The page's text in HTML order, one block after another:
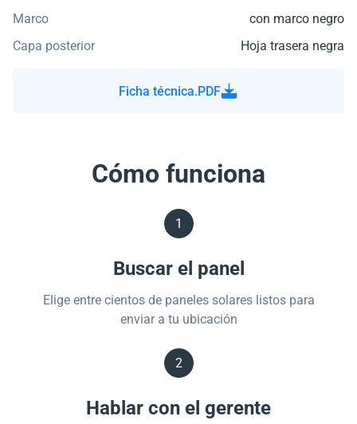
Marco
con marco negro
Capa posterior
Hoja trasera negra
Ficha técnica.PDF
Cómo funciona
1
Buscar el panel
Elige entre cientos de paneles solares listos para
enviar a tu ubicación
2
Hablar con el gerente